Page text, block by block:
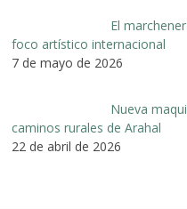
El
foco artístico internacional
7 de mayo de 2026
Nueva
caminos rurales de Arahal
22 de abril de 2026